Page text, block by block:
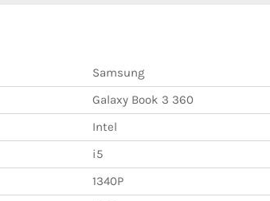
Samsung
Galaxy Book 3 360
Intel
i5
1340P